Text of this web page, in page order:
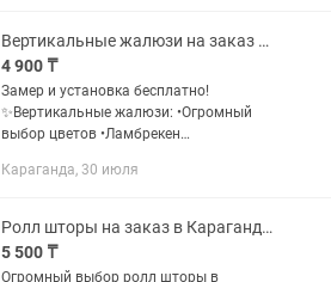
Вертикальные жалюзи на заказ в Караганде
4 900 ₸
Замер и установка бесплатно!
✨Вертикальные жалюзи: •Огромный
выбор цветов •Ламбрекен
тканей с различной плотностью • Под
Караганда, 30 июля
Ролл шторы на заказ в Караганде замер и установка бесплатно!
5 500 ₸
Огромный выбор ролл шторы в